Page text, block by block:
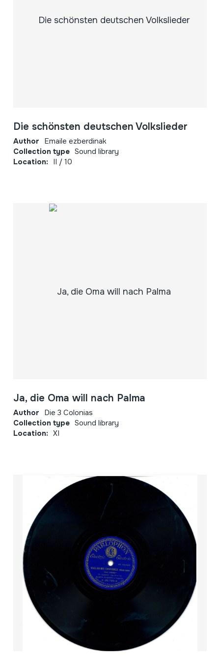
Die schönsten deutschen Volkslieder
Author Emaile ezberdinak
Collection type Sound library
Location: II / 10
Ja, die Oma will nach Palma
Author Die 3 Colonias
Collection type Sound library
Location: XI